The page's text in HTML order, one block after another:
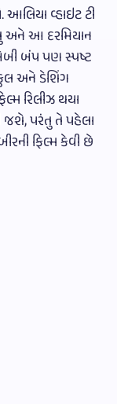
વ્હાઇટ ટી
અને આ દરમિયાન
બંપ પણ સ્પષ્ટ
અને ડેશિંગ
રિલીઝ થયા
જશે, પરંતુ તે પહેલા
ફિલ્મ કેવી છે